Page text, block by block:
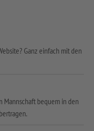
Ganz einfach mit den
bequem in den